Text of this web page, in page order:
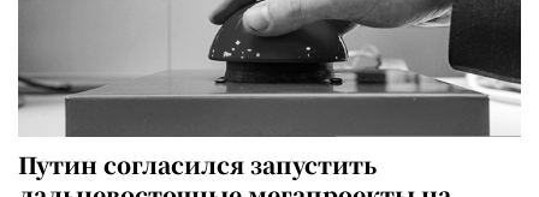
Путин согласился запустить